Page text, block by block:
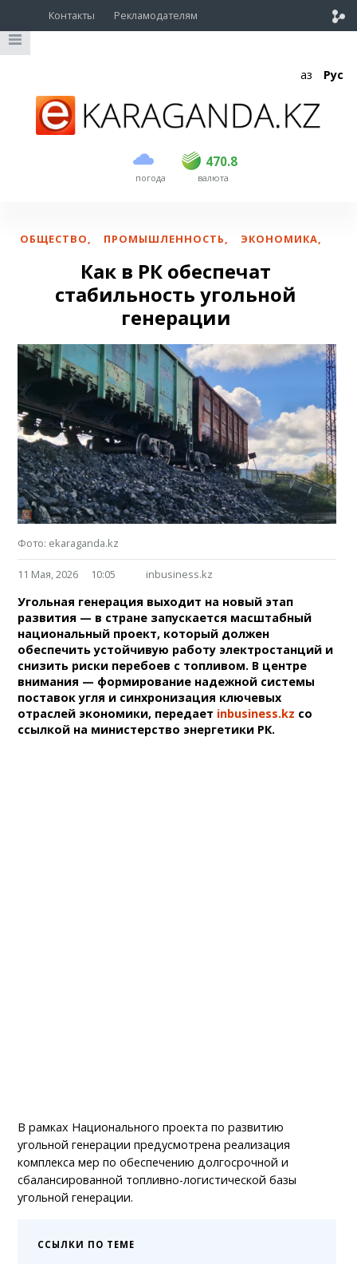
Контакты Рекламодателям
Қаз Рус
погода
470.8
USD 468.5 470.8
EUR валюта
ОБЩЕСТВО, ПРОМЫШЛЕННОСТЬ, ЭКОНОМИКА,
Как в РК обеспечат
стабильность угольной
генерации
Фото: ekaraganda.kz
11 Мая, 2026 10:05 inbusiness.kz
Угольная генерация выходит на новый этап
развития — в стране запускается масштабный
национальный проект, который должен
обеспечить устойчивую работу электростанций и
снизить риски перебоев с топливом. В центре
внимания — формирование надежной системы
поставок угля и синхронизация ключевых
отраслей экономики, передает inbusiness.kz со
ссылкой на министерство энергетики РК.
В рамках Национального проекта по развитию
угольной генерации предусмотрена реализация
комплекса мер по обеспечению долгосрочной и
сбалансированной топливно-логистической базы
угольной генерации.
ССЫЛКИ ПО ТЕМЕ